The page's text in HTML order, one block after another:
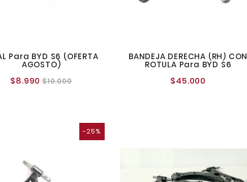
Para BYD S6 (OFERTA
AGOSTO)
$8.990 Precio
$10.000Precio
BANDEJA DERECHA (RH) CON
ROTULA Para BYD S6
$45.000
-25%